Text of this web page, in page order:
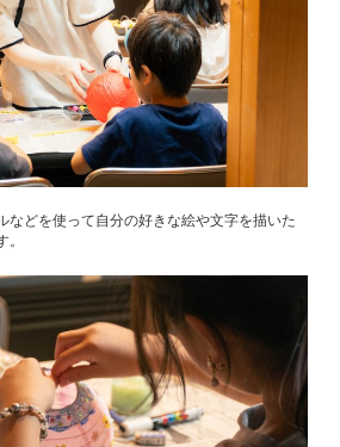
などを使って自分の好きな絵や文字を描いた